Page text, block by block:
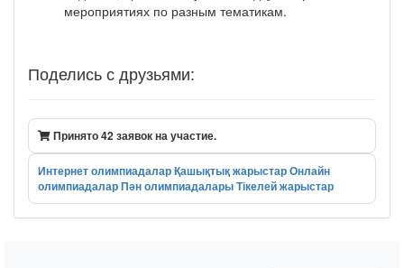
мероприятиях по разным тематикам.
Поделись с друзьями:
Принято 42 заявок на участие.
Интернет олимпиадаларҚашықтық жарыстарОнлайн
олимпиадаларПән олимпиадаларыТікелей жарыстар